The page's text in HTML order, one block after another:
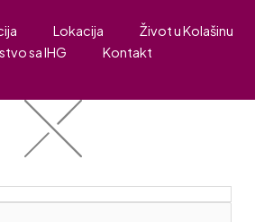
Lokacija
Život u Kolašinu
sa IHG
Kontakt